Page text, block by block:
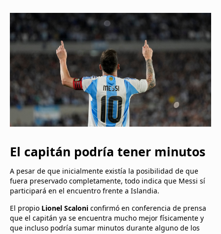
El capitán podría tener minutos
A pesar de que inicialmente existía la posibilidad de que
fuera preservado completamente, todo indica que Messi sí
participará en el encuentro frente a Islandia.
El propio Lionel Scaloni confirmó en conferencia de prensa
que el capitán ya se encuentra mucho mejor físicamente y
que incluso podría sumar minutos durante alguno de los